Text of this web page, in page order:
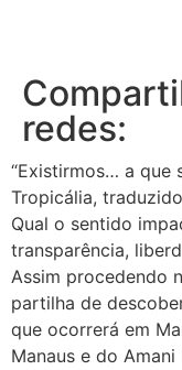
redes:
“Existirmos… a que
Tropicália,
Qual o sentido
transparência,
Assim procedendo
partilha de
que ocorrerá em
Manaus e do